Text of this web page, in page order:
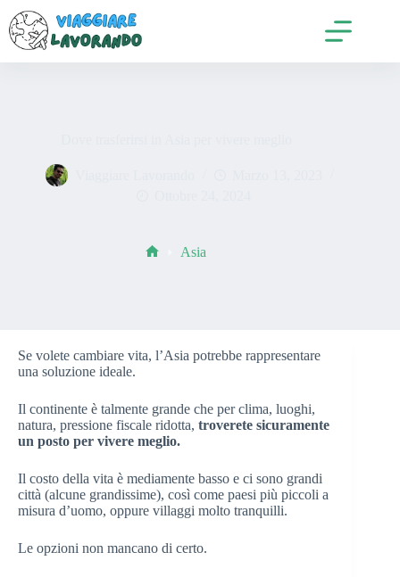
contenuto
Asia
Se volete cambiare vita, l’Asia potrebbe rappresentare
una soluzione ideale.
Il continente è talmente grande che per clima, luoghi,
natura, pressione fiscale ridotta, troverete sicuramente
un posto per vivere meglio.
Il costo della vita è mediamente basso e ci sono grandi
città (alcune grandissime), così come paesi più piccoli a
misura d’uomo, oppure villaggi molto tranquilli.
Le opzioni non mancano di certo.